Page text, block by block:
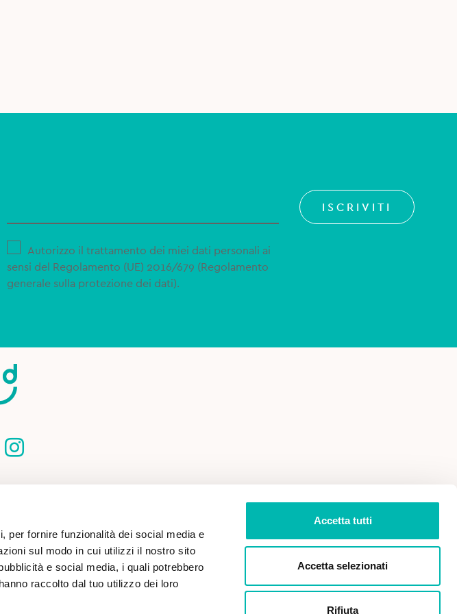
per fornire funzionalità dei social media e
sul modo in cui utilizzi il nostro sito
e social media, i quali potrebbero
raccolto dal tuo utilizzo dei loro
Accetta tutti
Accetta selezionati
Rifiuta
Autorizzo il trattamento dei miei dati personali ai
sensi del Regolamento (UE) 2016/679 (Regolamento
generale sulla protezione dei dati).
ISCRIVITI